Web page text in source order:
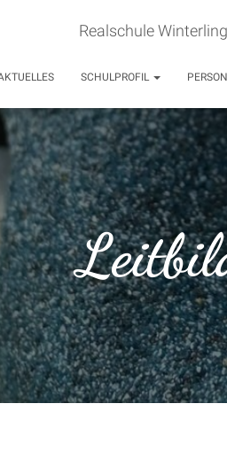
Realschule
SCHULPROFIL